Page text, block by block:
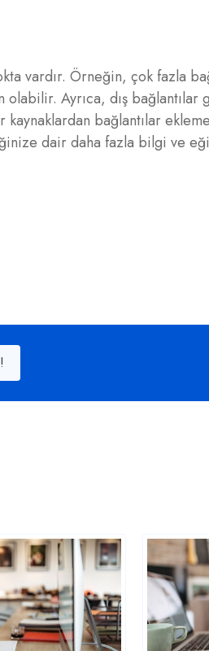
vardır. Örneğin, çok fazla
Ayrıca, dış bağlantılar
bağlantılar
dair daha fazla bilgi ve